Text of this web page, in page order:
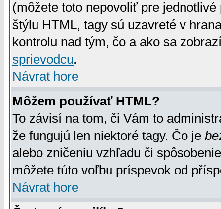
(môžete toto nepovoliť pre
štýlu HTML, tagy sú uzavreté v
kontrolu nad tým, čo a ako sa
sprievodcu.
Návrat hore
Môžem používať HTML?
To závisí na tom, či Vám to
že fungujú len niektoré tagy. Čo je
alebo zničeniu vzhľadu či
môžete túto voľbu príspevok od
Návrat hore